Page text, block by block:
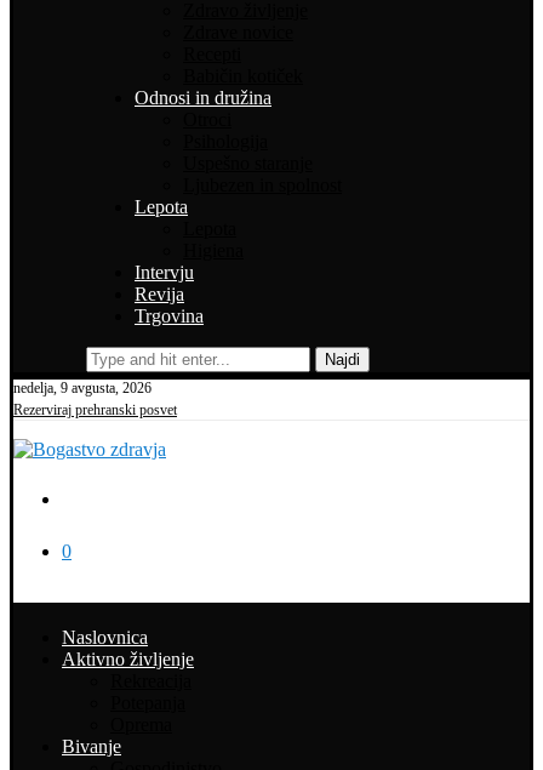
Odnosi in družina
Lepota
Intervju
Revija
Trgovina
Najdi
nedelja, 9 avgusta, 2026
Rezerviraj prehranski posvet
0
Naslovnica
Aktivno življenje
Bivanje